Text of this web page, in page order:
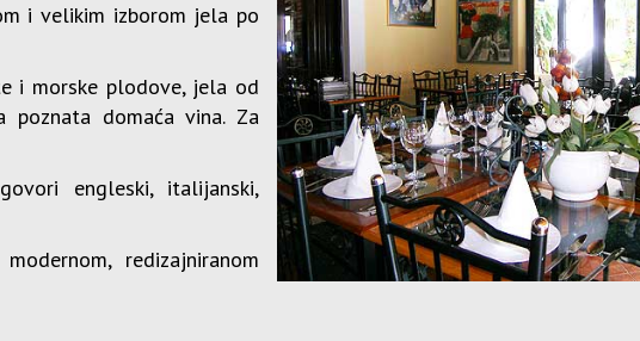
i velikim izborom jela po
i morske plodove, jela od
domaća vina. Za
engleski, italijanski,
redizajniranom